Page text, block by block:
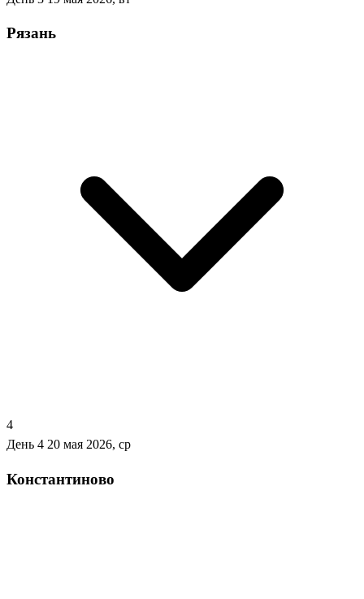
Рязань
4
День 4 20 мая 2026, ср
Константиново